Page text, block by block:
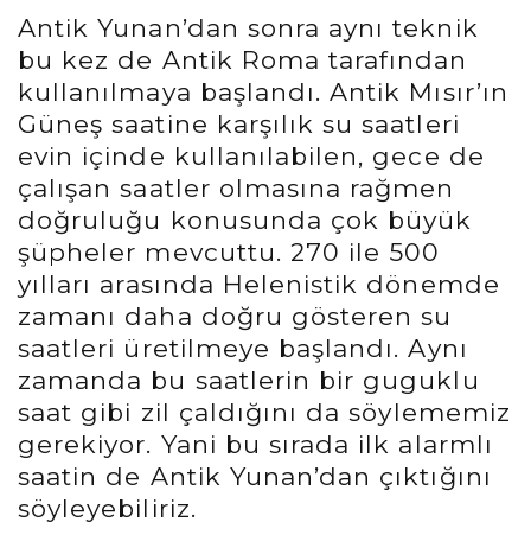
Antik Yunan’dan sonra aynı teknik
bu kez de Antik Roma tarafından
kullanılmaya başlandı. Antik Mısır’ın
Güneş saatine karşılık su saatleri
evin içinde kullanılabilen, gece de
çalışan saatler olmasına rağmen
doğruluğu konusunda çok büyük
şüpheler mevcuttu. 270 ile 500
yılları arasında Helenistik dönemde
zamanı daha doğru gösteren su
saatleri üretilmeye başlandı. Aynı
zamanda bu saatlerin bir guguklu
saat gibi zil çaldığını da söylememiz
gerekiyor. Yani bu sırada ilk alarmlı
saatin de Antik Yunan’dan çıktığını
söyleyebiliriz.